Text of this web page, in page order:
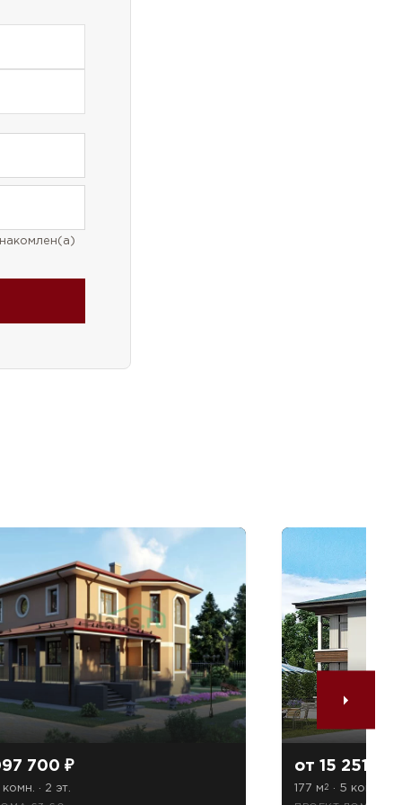
700 ₽
комн. · 2 эт.
от 15 251
177 м2 · 5 комн. ·